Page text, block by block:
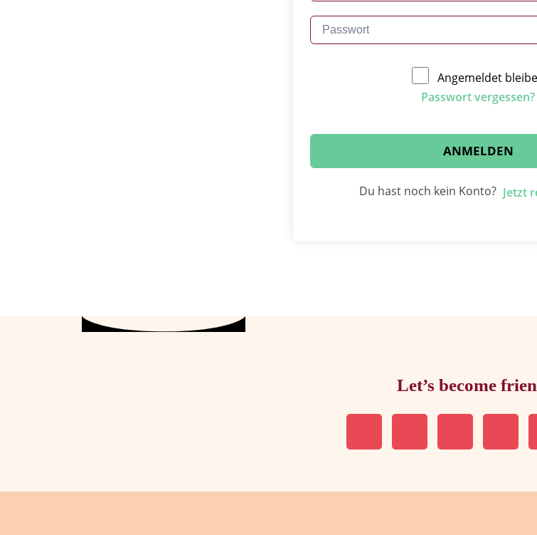
Angemeldet
Passwort vergessen?
ANMELDEN
Du hast noch kein Konto? Jetzt
Let’s become